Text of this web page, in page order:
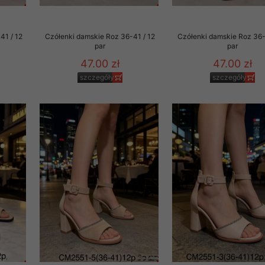
/ 12
Czółenki damskie Roz 36-41 / 12
par
47.00 zł
szczegóły
Czółenki damskie Roz
par
47.00 zł
szczegóły
zgodę. Dotyczy to w
przez nas linka
i nowościach w
danych